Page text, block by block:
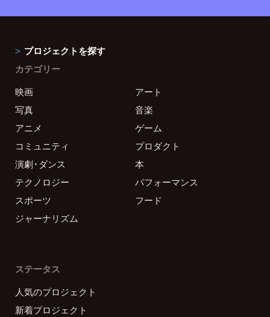
プロジェクトを探す
カテゴリー
映画
アート
写真
音楽
アニメ
ゲーム
コミュニティ
プロダクト
演劇・ダンス
本
テクノロジー
パフォーマンス
スポーツ
フード
ジャーナリズム
ステータス
人気のプロジェクト
新着プロジェクト